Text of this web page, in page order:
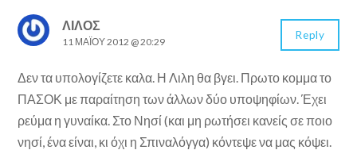
ΛΙΛΟΣ
11 ΜΑΪ́ΟΥ 2012 @ 20:29
Δεν τα υπολογίζετε καλα. Η Λιλη θα βγει. Πρωτο κομμα το
ΠΑΣΟΚ με παραίτηση των άλλων δύο υποψηφίων. Έχει
ρεύμα η γυναίκα. Στο Νησί (και μη ρωτήσει κανείς σε ποιο
νησί, ένα είναι, κι όχι η Σπιναλόγγα) κόντεψε να μας κόψει.
Reply